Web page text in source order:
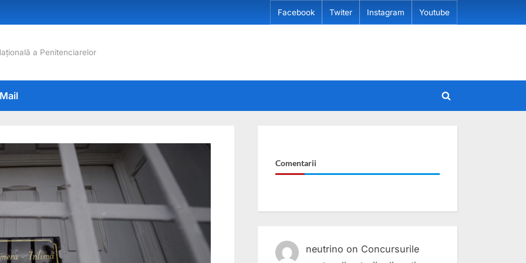
Facebook Twiter Instagram Youtube
a Penitenciarelor
Mail
Toggle
Comentarii
neutrino on Concursurile